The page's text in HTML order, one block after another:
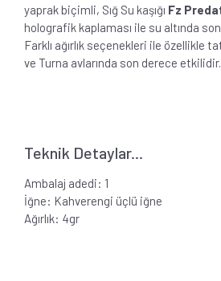
yaprak biçimli, Sığ Su kaşığı Fz
holografik kaplaması ile su altında
Farklı ağırlık seçenekleri ile özellikle
ve Turna avlarında son derece etkilidir.
Teknik Detaylar...
Ambalaj adedi: 1
İğne: Kahverengi üçlü iğne
Ağırlık: 4gr